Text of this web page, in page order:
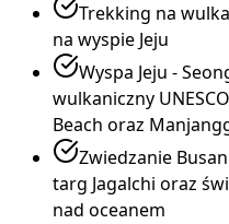
Trekking na
na wyspie Jeju
Wyspa Jeju -
wulkaniczny
Beach oraz
Zwiedzanie
targ Jagalchi oraz
nad oceanem